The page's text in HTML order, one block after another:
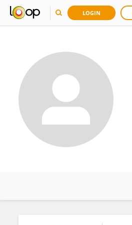
LOGIN